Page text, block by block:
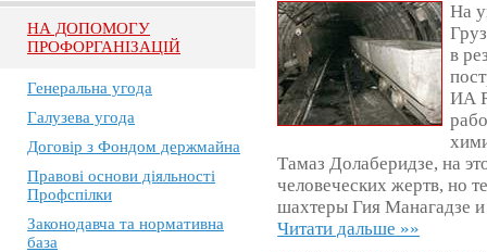
НА ДОПОМОГУ
ПРОФОРГАНІЗАЦІЙ
Генеральна угода
Галузева угода
Договір з Фондом держмайна
Правові основи діяльності
Профспілки
Законодавча та нормативна
база
На
в
ИА
Тамаз Долаберидзе, на
человеческих жертв, но
шахтеры Гия Манагадзе
Читати дальше »»